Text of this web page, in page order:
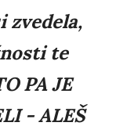
zvedela,
te
PA JE
- ALEŠ